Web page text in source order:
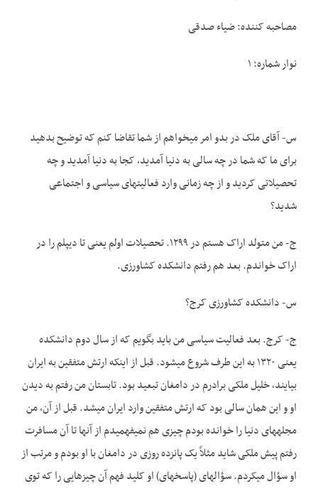
مصاحبه کننده: ضیاء صدقی
نوار شماره: ۱
س- آقای ملک در بدو امر می­خواهم از شما تقاضا کنم که توضیح بدهید
برای ما که شما در چه سالی به دنیا آمدید، کجا به دنیا آمدید و چه
تحصیلاتی کردید و از چه زمانی وارد فعالیت­های سیاسی و اجتماعی
شدید؟
ج- من متولد اراک هستم در ۱۲۹۹. تحصیلات اولم یعنی تا دیپلم را در
اراک خواندم. بعد هم رفتم دانشکده کشاورزی.
س- دانشکده کشاورزی کرج؟
ج- کرج. بعد فعالیت سیاسی من باید بگویم که از سال دوم دانشکده
یعنی ۱۳۲۰ به این طرف شروع می­شود. قبل از اینکه ارتش متفقین به ایران
بیایند، خلیل ملکی برادرم در دامغان تبعید بود. تابستان من رفتم به دیدن
او و این همان سالی بود که ارتش متفقین وارد ایران می­شد. قبل از آن، من
مجله­های دنیا را خوانده بودم چیزی هم نمی­فهمیدم از آنها تا آن مسافرت
رفتم پیش ملکی شاید مثلاً یک پانزده روزی در دامغان با او بودم و مرتب از
او سؤال می­کردم. سؤال­های (پاسخ­های) او کلید فهم آن چیزهایی را که توی